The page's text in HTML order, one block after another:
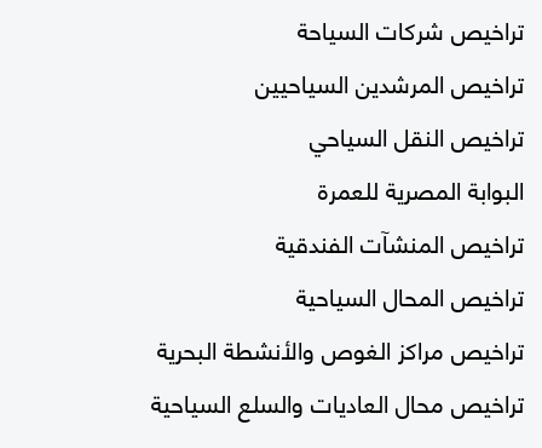
تراخيص شركات السياحة
تراخيص المرشدين السياحيين
تراخيص النقل السياحي
البوابة المصرية للعمرة
تراخيص المنشآت الفندقية
تراخيص المحال السياحية
تراخيص مراكز الغوص والأنشطة البحرية
تراخيص محال العاديات والسلع السياحية